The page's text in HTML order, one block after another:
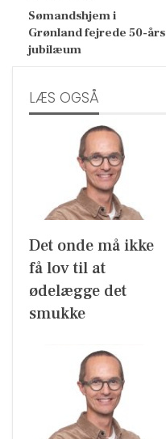
Sømandshjem i
Grønland fejrede 50-års
jubilæum
LÆS OGSÅ
Det onde må ikke
få lov til at
ødelægge det
smukke